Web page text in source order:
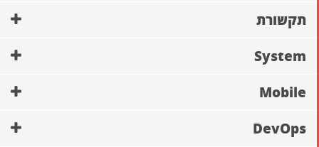
תקשורת
System
Mobile
DevOps